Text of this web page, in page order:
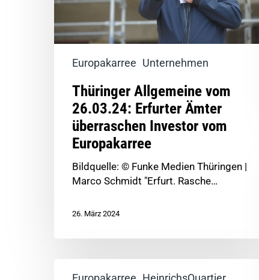
Europakarree Unternehmen
Thüringer Allgemeine vom
26.03.24: Erfurter Ämter
überraschen Investor vom
Europakarree
Bildquelle: © Funke Medien Thüringen |
Marco Schmidt "Erfurt. Rasche…
26. März 2024